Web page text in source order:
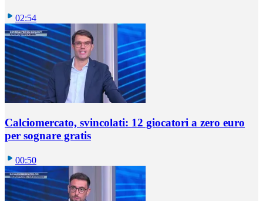
02:54
Calciomercato, svincolati: 12 giocatori a zero euro
per sognare gratis
00:50